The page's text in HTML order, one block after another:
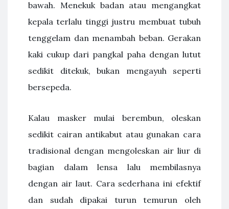
bawah. Menekuk badan atau mengangkat
kepala terlalu tinggi justru membuat tubuh
tenggelam dan menambah beban. Gerakan
kaki cukup dari pangkal paha dengan lutut
sedikit ditekuk, bukan mengayuh seperti
bersepeda.
Kalau masker mulai berembun, oleskan
sedikit cairan antikabut atau gunakan cara
tradisional dengan mengoleskan air liur di
bagian dalam lensa lalu membilasnya
dengan air laut. Cara sederhana ini efektif
dan sudah dipakai turun temurun oleh